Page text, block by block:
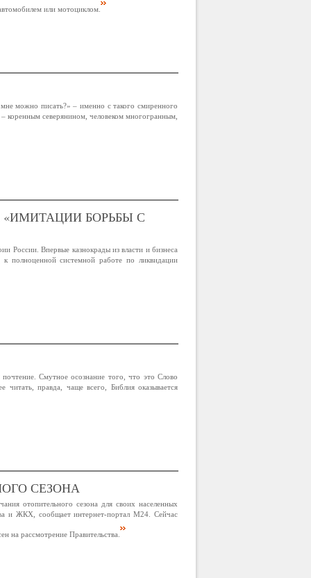
или мотоциклом.
можно писать?» – именно с такого смиренного
коренным северянином, человеком многогранным,
БОРЬБЫ С
России. Впервые казнокрады из власти и бизнеса
полноценной системной работе по ликвидации
Смутное осознание того, что это Слово
правда, чаще всего, Библия оказывается
СЕЗОНА
отопительного сезона для своих населенных
и ЖКХ, сообщает интернет-портал М24. Сейчас
на рассмотрение Правительства.